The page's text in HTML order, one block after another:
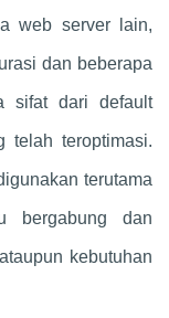
web server lain,
dan beberapa
sifat dari default
telah teroptimasi.
terutama
bergabung dan
kebutuhan